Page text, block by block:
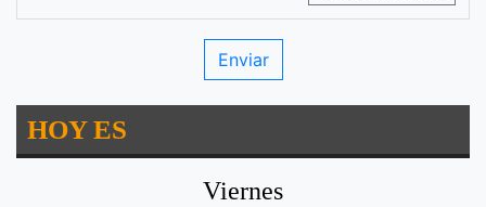
HOY ES
Viernes